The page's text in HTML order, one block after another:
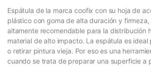
Espátula de la marca coofixcon su hoja de
plástico con goma de alta duración y firmeza
altamente recomendable para la distribución
material de alto impacto. La espátula es ideal
o retirar pintura vieja. Por eso es una
cuando se trata de preparar una superficie a